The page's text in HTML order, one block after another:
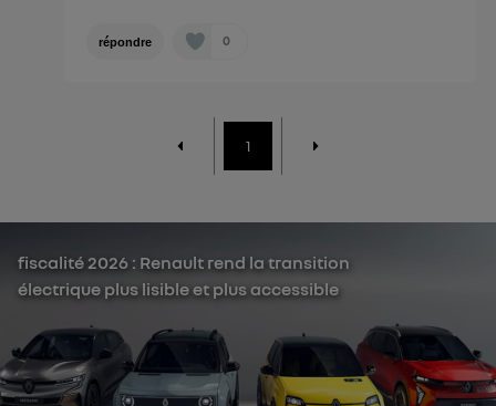
répondre 0
1
fiscalité 2026 : Renault rend la transition
électrique plus lisible et plus accessible